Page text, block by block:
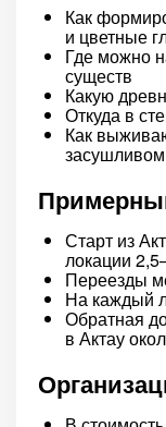
Как
и цветные
Где можно
существ
Какую
Откуда в
Как
Старт из
локации
Переезды
На каждый
Обратная
в Актау